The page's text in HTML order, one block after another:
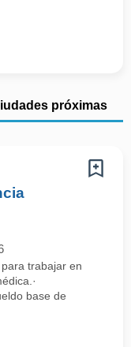
próximas
trabajar en
base de